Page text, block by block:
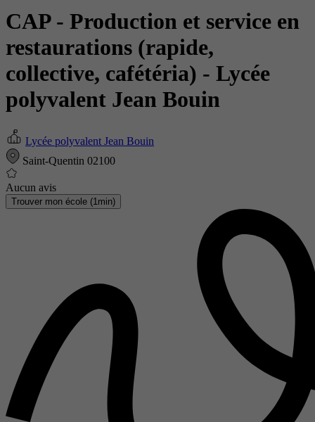
CAP - Production et service en
restaurations (rapide,
collective, cafétéria) - Lycée
polyvalent Jean Bouin
Lycée polyvalent Jean Bouin
Saint-Quentin 02100
Aucun avis
Trouver mon école (1min)